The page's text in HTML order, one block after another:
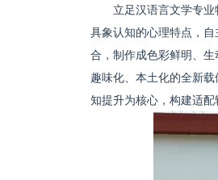
立足汉语言文学专
具象认知的心理特点，
合，制作成色彩鲜明、
趣味化、本土化的全新
知提升为核心，构建适配